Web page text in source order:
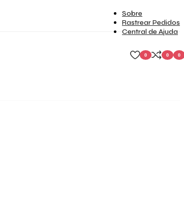
Sobre
Rastrear Pedidos
Central de Ajuda
0 0
0